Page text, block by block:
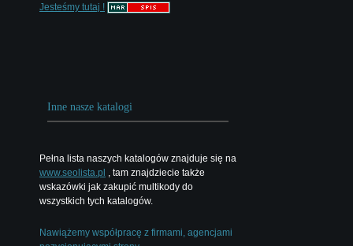
Jesteśmy tutaj !
Inne nasze katalogi
Pełna lista naszych katalogów znajduje się na
www.seolista.pl , tam znajdziecie także
wskazówki jak zakupić multikody do
wszystkich tych katalogów.
Nawiążemy współpracę z firmami, agencjami